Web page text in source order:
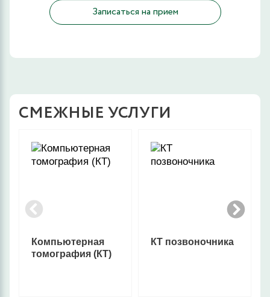
Записаться на прием
СМЕЖНЫЕ УСЛУГИ
Компьютерная
томография (КТ)
КТ позвоночника